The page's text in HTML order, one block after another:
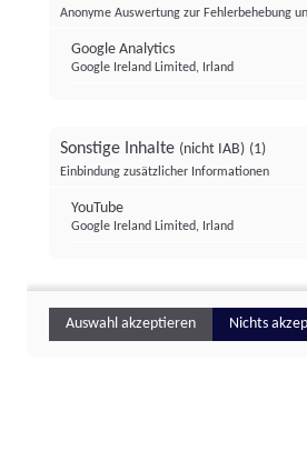
Anonyme Auswertung zur Fehlerbehebung
Google Analytics
Google Ireland Limited, Irland
Sonstige Inhalte (nicht IAB) (1)
Einbindung zusätzlicher Informationen
YouTube
Google Ireland Limited, Irland
Auswahl akzeptieren Nichts